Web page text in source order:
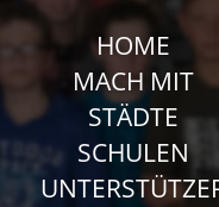
HOME
MACH MIT
STÄDTE
SCHULEN